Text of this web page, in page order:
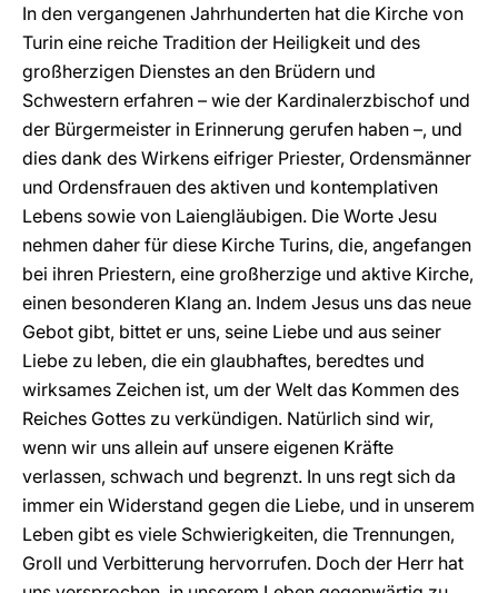
In den vergangenen Jahrhunderten hat die Kirche von
Turin eine reiche Tradition der Heiligkeit und des
großherzigen Dienstes an den Brüdern und
Schwestern erfahren – wie der Kardinalerzbischof und
der Bürgermeister in Erinnerung gerufen haben –, und
dies dank des Wirkens eifriger Priester, Ordensmänner
und Ordensfrauen des aktiven und kontemplativen
Lebens sowie von Laiengläubigen. Die Worte Jesu
nehmen daher für diese Kirche Turins, die, angefangen
bei ihren Priestern, eine großherzige und aktive Kirche,
einen besonderen Klang an. Indem Jesus uns das neue
Gebot gibt, bittet er uns, seine Liebe und aus seiner
Liebe zu leben, die ein glaubhaftes, beredtes und
wirksames Zeichen ist, um der Welt das Kommen des
Reiches Gottes zu verkündigen. Natürlich sind wir,
wenn wir uns allein auf unsere eigenen Kräfte
verlassen, schwach und begrenzt. In uns regt sich da
immer ein Widerstand gegen die Liebe, und in unserem
Leben gibt es viele Schwierigkeiten, die Trennungen,
Groll und Verbitterung hervorrufen. Doch der Herr hat